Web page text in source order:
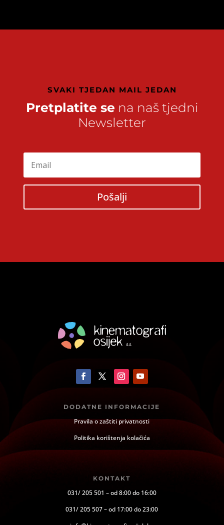
SVAKI TJEDAN MAIL JEDAN
Pretplatite se na naš tjedni
Newsletter
Pošalji
DODATNE INFORMACIJE
Pravila o zaštiti privatnosti
Politika korištenja kolačića
KONTAKT
031/ 205 501 – od 8:00 do 16:00
031/ 205 507 – od 17:00 do 23:00